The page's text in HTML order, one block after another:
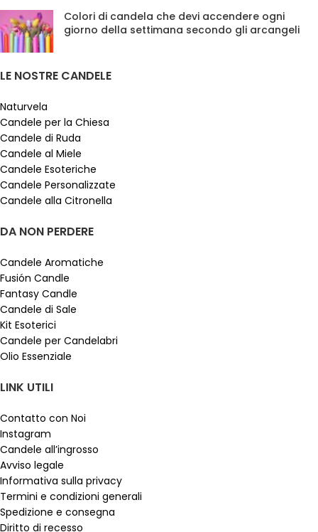
Colori di candela che devi accendere ogni
giorno della settimana secondo gli arcangeli
LE NOSTRE CANDELE
Naturvela
Candele per la Chiesa
Candele di Ruda
Candele al Miele
Candele Esoteriche
Candele Personalizzate
Candele alla Citronella
DA NON PERDERE
Candele Aromatiche
Fusión Candle
Fantasy Candle
Candele di Sale
Kit Esoterici
Candele per Candelabri
Olio Essenziale
LINK UTILI
Contatto con Noi
Instagram
Candele all’ingrosso
Avviso legale
Informativa sulla privacy
Termini e condizioni generali
Spedizione e consegna
Diritto di recesso